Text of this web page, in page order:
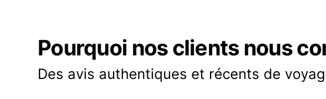
Pourquoi nos clients nous
Des avis authentiques et récents de